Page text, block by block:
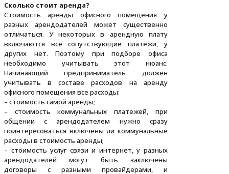
Сколько стоит аренда?
Стоимость аренды офисного помещения у
разных арендодателей может существенно
отличаться. У некоторых в арендную плату
включаются все сопутствующие платежи, у
других нет. Поэтому при подборе офиса
необходимо учитывать этот нюанс.
Начинающий предприниматель должен
учитывать в составе расходов на аренду
офисного помещения все расходы:
– стоимость самой аренды;
– стоимость коммунальных платежей, при
общении с арендодателем нужно сразу
поинтересоваться включены ли коммунальные
расходы в стоимость аренды;
– стоимость услуг связи и интернет, у разных
арендодателей могут быть заключены
договоры с разными провайдерами, и